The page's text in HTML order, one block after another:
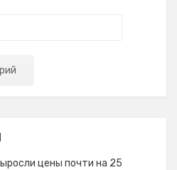
цены почти на 25